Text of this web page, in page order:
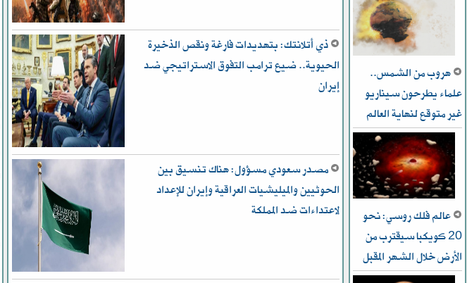
هروب من الشمس..
علماء يطرحون سيناريو
غير متوقع لنهاية العالم
عالم فلك روسي: نحو
20 كويكبا سيقترب من
الأرض خلال الشهر المقبل
ذي أتلانتك: بتهديدات فارغة ونقص الذخيرة
الحيوية.. ضيع ترامب التفوق الاستراتيجي ضد
إيران
مصدر سعودي مسؤول: هناك تنسيق بين
الحوثيين والميليشيات العراقية وإيران للإعداد
لاعتداءات ضد المملكة